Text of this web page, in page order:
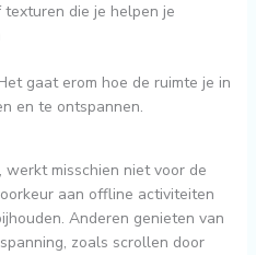
die je helpen je
gaat erom hoe de ruimte je in
en te ontspannen.
misschien niet voor de
aan offline activiteiten
Anderen genieten van
zoals scrollen door